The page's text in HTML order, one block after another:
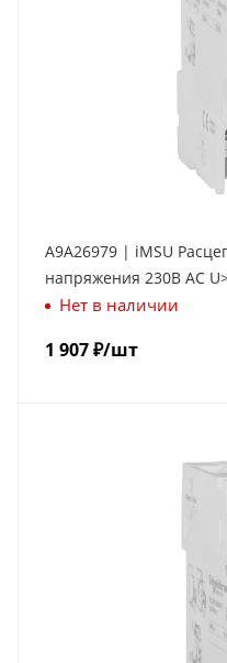
A9A26979 | iMSU
напряжения 230В АС
Нет в наличии
1 907₽/шт